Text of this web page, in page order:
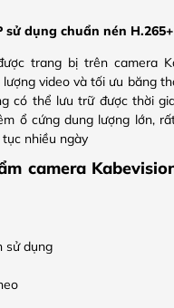
sử dụng chuẩn nén H.265+
trang bị trên camera
video và tối ưu băng
có thể lưu trữ được thời
ổ cứng dung lượng lớn,
nhiều ngày
camera
sử dụng